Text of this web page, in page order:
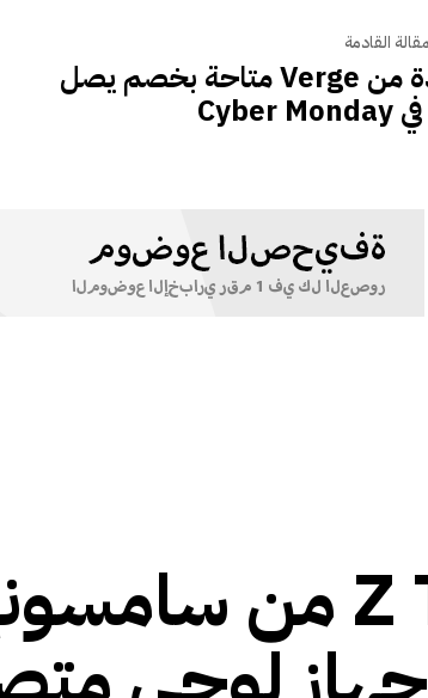
القادمة
لا تزال هذه الهدايا المعتمدة من Verge متاحة بخصم يصل